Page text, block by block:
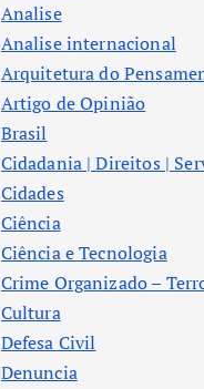
Analise
Analise internacional
Arquitetura do
Artigo de Opinião
Brasil
Cidadania | Direitos |
Cidades
Ciência
Ciência e Tecnologia
Crime Organizado –
Cultura
Defesa Civil
Denuncia